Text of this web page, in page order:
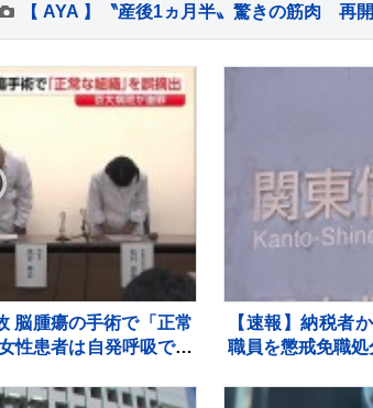
脳腫瘍の手術で「正常
性患者は自発呼吸でき
【速報】納税者
職員を懲戒免職